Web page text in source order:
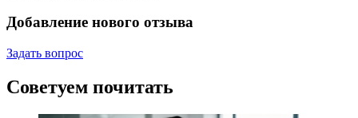
Добавление нового отзыва
Задать вопрос
Советуем почитать